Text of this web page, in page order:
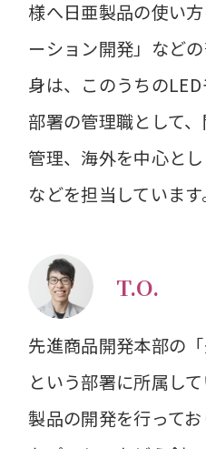
様へ日亜製品の使い
ーション開発」など
身は、このうちの
部署の管理職として
管理、海外を中心と
などを担当しています
T.O.
先進商品開発本部の
という部署に所属し
製品の開発を行って